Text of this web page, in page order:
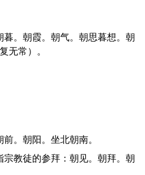
无常）。
前。朝阳。坐北朝南。